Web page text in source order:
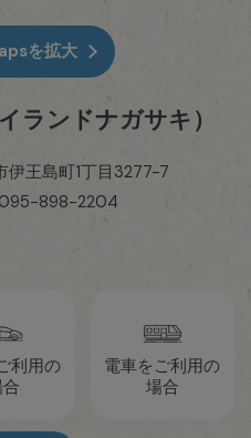
を拡大
ランドナガサキ）
伊王島町1丁目3277-7
898-2204
利用の
電車をご利用の
場合